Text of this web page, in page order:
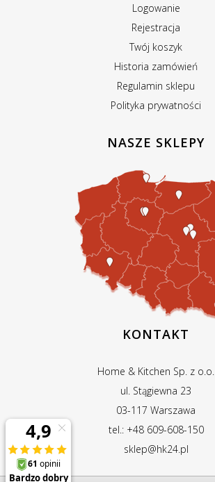
Logowanie
Rejestracja
Twój koszyk
Historia zamówień
Regulamin sklepu
Polityka prywatności
NASZE SKLEPY
KONTAKT
Home & Kitchen Sp. z o.o.
ul. Stągiewna 23
03-117 Warszawa
tel.: +48 609-608-150
sklep@hk24.pl